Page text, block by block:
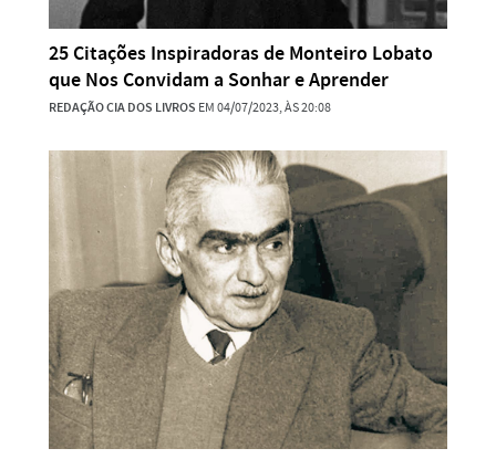
25 Citações Inspiradoras de Monteiro Lobato
que Nos Convidam a Sonhar e Aprender
REDAÇÃO CIA DOS LIVROS EM 04/07/2023, ÀS 20:08